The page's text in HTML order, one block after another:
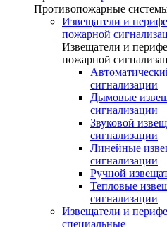
Противопожарные
Извещатели и
пожарной
Извещатели и
пожарной
сигнализации
Дымовые
сигнализации
Звуковой
сигнализации
Линейные
сигнализации
Ручной
Тепловые
сигнализации
Извещатели и
специальные